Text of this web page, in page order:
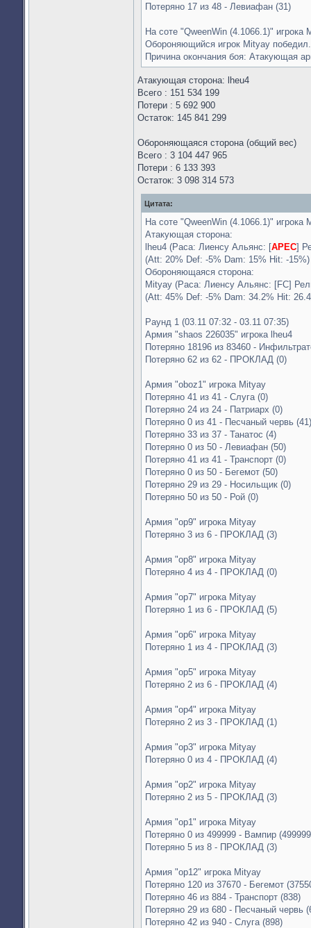
Потеряно 17 из 48 - Левиафан (31)
На соте "QweenWin (4.1066.1)" игрока
Обороняющийся игрок Mityay победил.
Причина окончания боя: Атакующая
Атакующая сторона: lheu4
Всего : 151 534 199
Потери : 5 692 900
Остаток: 145 841 299
Обороняющаяся сторона (общий вес)
Всего : 3 104 447 965
Потери : 6 133 393
Остаток: 3 098 314 573
Цитата:
На соте "QweenWin (4.1066.1)"
Атакующая сторона:
lheu4 (Раса: Лиенсу Альянс: [APEC]
(Att: 20% Def: -5% Dam: 15% Hit: -15%)
Обороняющаяся сторона:
Mityay (Раса: Лиенсу Альянс: [FC]
(Att: 45% Def: -5% Dam: 34.2% Hit:
Раунд 1 (03.11 07:32 - 03.11 07:35)
Армия "shaos 226035" игрока lheu4
Потеряно 18196 из 83460 -
Потеряно 62 из 62 - ПРОКЛАД (0)
Армия "oboz1" игрока Mityay
Потеряно 41 из 41 - Слуга (0)
Потеряно 24 из 24 - Патриарх (0)
Потеряно 0 из 41 - Песчаный червь (41)
Потеряно 33 из 37 - Танатос (4)
Потеряно 0 из 50 - Левиафан (50)
Потеряно 41 из 41 - Транспорт (0)
Потеряно 0 из 50 - Бегемот (50)
Потеряно 29 из 29 - Носильщик (0)
Потеряно 50 из 50 - Рой (0)
Армия "op9" игрока Mityay
Потеряно 3 из 6 - ПРОКЛАД (3)
Армия "op8" игрока Mityay
Потеряно 4 из 4 - ПРОКЛАД (0)
Армия "op7" игрока Mityay
Потеряно 1 из 6 - ПРОКЛАД (5)
Армия "op6" игрока Mityay
Потеряно 1 из 4 - ПРОКЛАД (3)
Армия "op5" игрока Mityay
Потеряно 2 из 6 - ПРОКЛАД (4)
Армия "op4" игрока Mityay
Потеряно 2 из 3 - ПРОКЛАД (1)
Армия "op3" игрока Mityay
Потеряно 0 из 4 - ПРОКЛАД (4)
Армия "op2" игрока Mityay
Потеряно 2 из 5 - ПРОКЛАД (3)
Армия "op1" игрока Mityay
Потеряно 0 из 499999 - Вампир
Потеряно 5 из 8 - ПРОКЛАД (3)
Армия "op12" игрока Mityay
Потеряно 120 из 37670 - Бегемот
Потеряно 46 из 884 - Транспорт (838)
Потеряно 29 из 680 - Песчаный червь
Потеряно 42 из 940 - Слуга (898)